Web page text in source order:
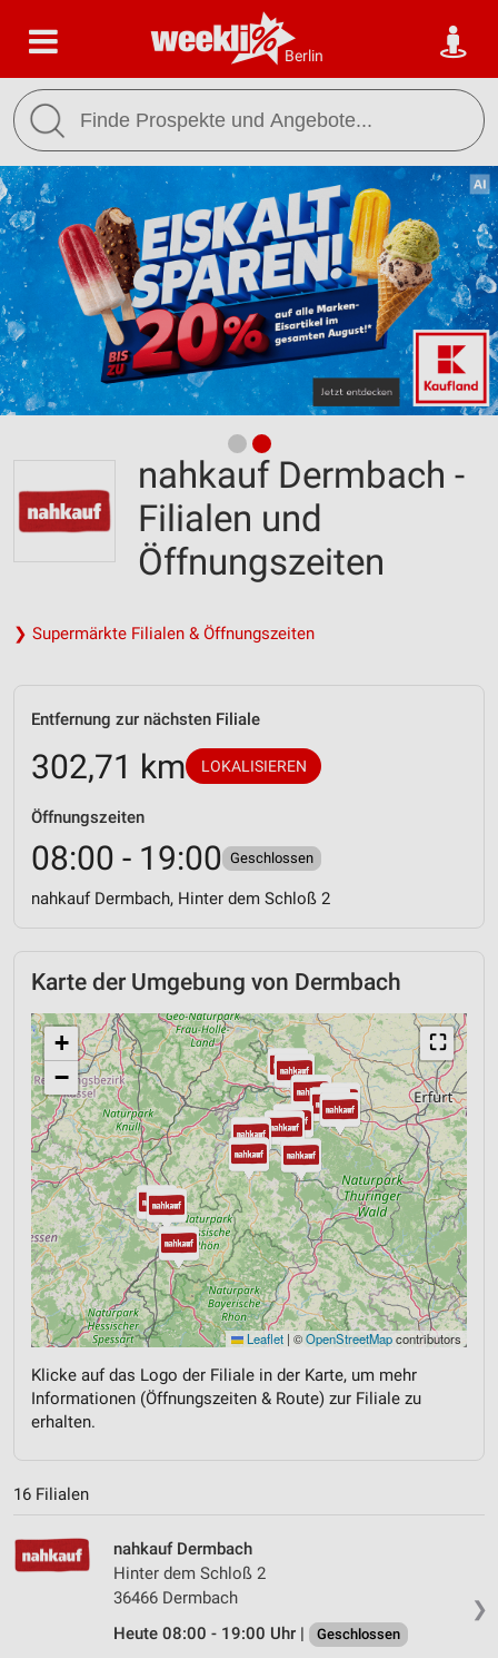
Berlin
nahkauf Dermbach -
Filialen und
Öffnungszeiten
❯ Supermärkte Filialen & Öffnungszeiten
Entfernung zur nächsten Filiale
302,71 km LOKALISIEREN
Öffnungszeiten
08:00 - 19:00 Geschlossen
nahkauf Dermbach, Hinter dem Schloß 2
Karte der Umgebung von Dermbach
⛶
+
−
Leaflet | ©OpenStreetMapcontributors
Klicke auf das Logo der Filiale in der Karte, um mehr
Informationen (Öffnungszeiten & Route) zur Filiale zu
erhalten.
16 Filialen
❯
nahkauf Dermbach
Hinter dem Schloß 2
36466 Dermbach
Heute 08:00 - 19:00 Uhr |
Geschlossen